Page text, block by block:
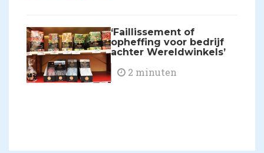
‘Faillissement of
opheffing voor bedrijf
achter Wereldwinkels’
2 minuten